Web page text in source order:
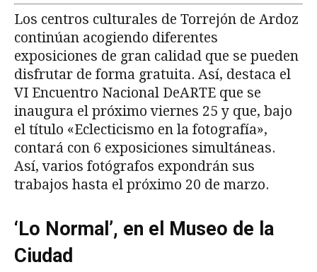
Los centros culturales de Torrejón de Ardoz
continúan acogiendo diferentes
exposiciones de gran calidad que se pueden
disfrutar de forma gratuita. Así, destaca el
VI Encuentro Nacional DeARTE que se
inaugura el próximo viernes 25 y que, bajo
el título «Eclecticismo en la fotografía»,
contará con 6 exposiciones simultáneas.
Así, varios fotógrafos expondrán sus
trabajos hasta el próximo 20 de marzo.
‘Lo Normal’, en el Museo de la
Ciudad